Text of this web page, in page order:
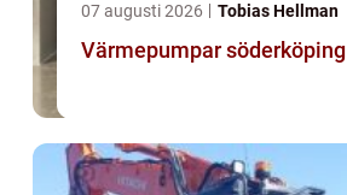
07 augusti 2026 Tobias Hellman
Värmepumpar söderköping